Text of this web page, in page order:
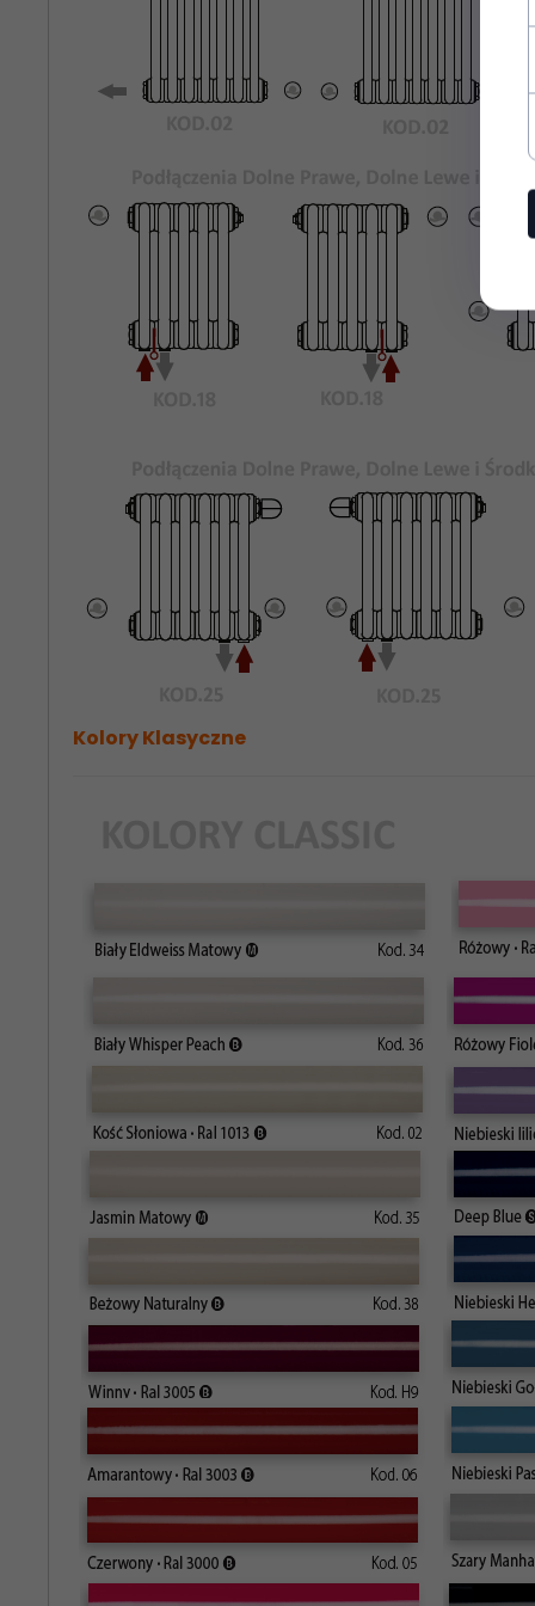
Kolory Klasyczne
Bocznych:
Maksymalne
Ciśnienie
Temperatura
Pracy: